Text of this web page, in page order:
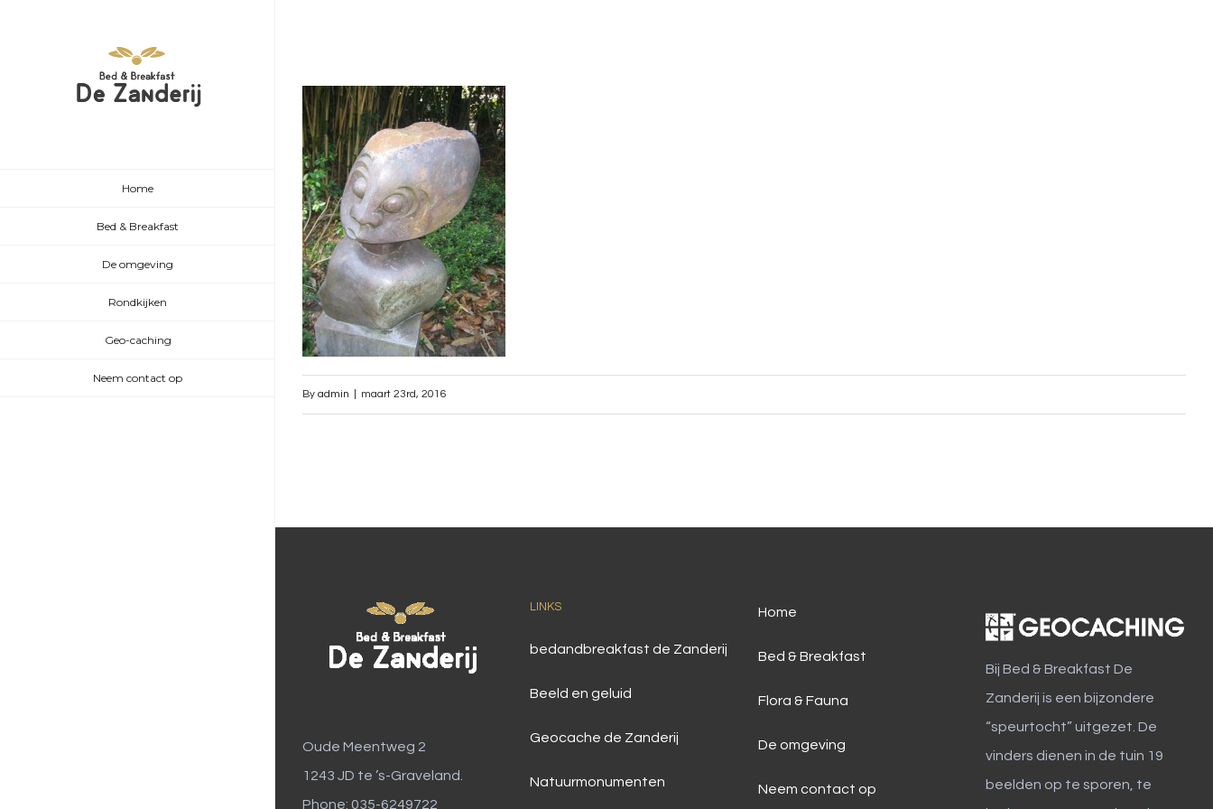
Home
Bed & Breakfast
De omgeving
Rondkijken
Geo-caching
Neem contact op
By admin maart 23rd, 2016
Oude Meentweg 2
1243 JD te ’s-Graveland.
Phone: 035-6249722
LINKS
bedandbreakfast de Zanderij
Beeld en geluid
Geocache de Zanderij
Natuurmonumenten
Home
Bed & Breakfast
Flora & Fauna
De omgeving
Neem contact op
Bij Bed & Breakfast De
Zanderij is een bijzondere
“speurtocht” uitgezet. De
vinders dienen in de tuin 19
beelden op te sporen, te